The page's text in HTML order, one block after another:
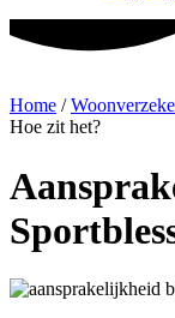
Home /
Hoe zit het?